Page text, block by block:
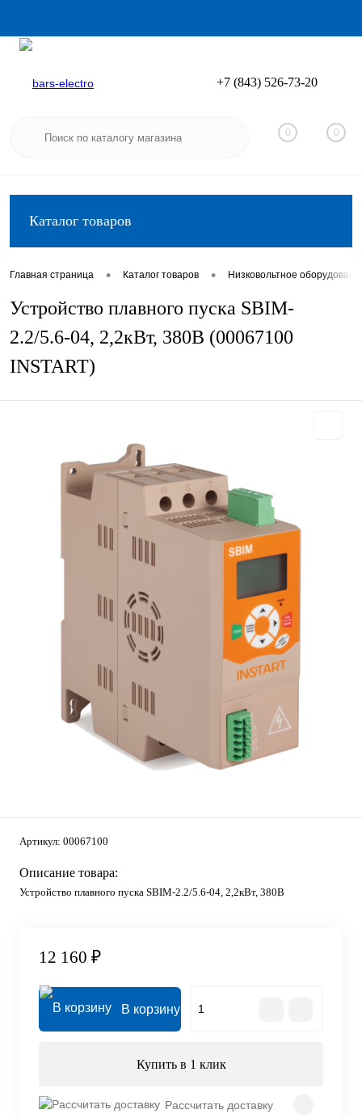
Вход
+7 (843) 526-73-20
0 0
Каталог товаров
Главная страница • Каталог товаров • Низковольтное
Устройство плавного пуска SBIM-
2.2/5.6-04, 2,2кВт, 380В (00067100
INSTART)
Артикул: 00067100
Описание товара:
Устройство плавного пуска SBIM-2.2/5.6-04, 2,2кВт, 380В
12 160 ₽
В корзину
Купить в 1 клик
Рассчитать доставку